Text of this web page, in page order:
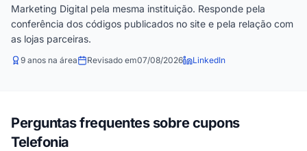
Marketing Digital pela mesma instituição. Responde pela
conferência dos códigos publicados no site e pela relação com
as lojas parceiras.
9 anos na área Revisado em07/08/2026 LinkedIn
Perguntas frequentes sobre cupons
Telefonia